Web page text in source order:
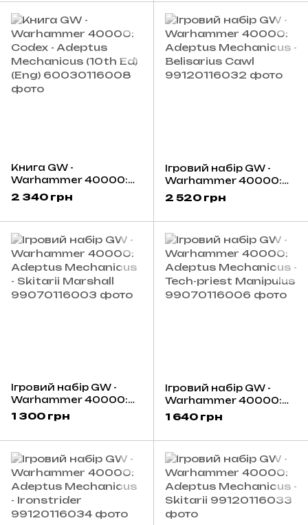
Книга GW -
Warhammer 40000:
Codex - Adeptus
Mechanicus (10th Ed)
2 340 грн
Ігровий набір GW -
Warhammer 40000:
Adeptus Mechanicus -
Belisarius Cawl
2 520 грн
Ігровий набір GW -
Warhammer 40000:
Adeptus Mechanicus -
Skitarii Marshall
1 300 грн
Ігровий набір GW -
Warhammer 40000:
Adeptus Mechanicus -
Tech-priest Manipulus
1 640 грн